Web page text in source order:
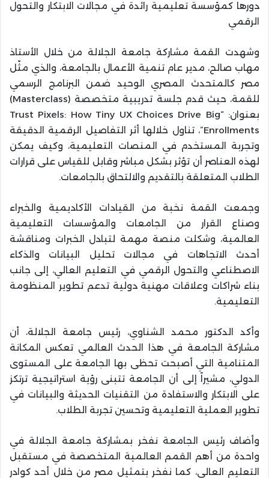
دورها كمؤسسة تعليمية رائدة في مجالات الابتكار والتحول
الرقمي
وشهدت القمة مشاركة جامعة الجلالة من خلال الأستاذ
مهاب صالح، مدير عام تنمية الأعمال بالجامعة، والذي مثّل
مصر كالمتحدث المصري الوحيد ضمن البرنامج الرسمي
للقمة، حيث قدم جلسة تدريبية متخصصة (Masterclass)
بعنوان: “Trust Pixels: How Tiny UX Choices Drive Big
Enrollments”، تناول خلالها أثر التفاصيل الرقمية الدقيقة
وتجربة المستخدم في المنصات التعليمية، وكيف يمكن
لهذه العناصر أن تؤثر بشكل مباشر وقابل للقياس على قرارات
الطلاب المتعلقة بالتقديم والالتحاق بالجامعات.
وجمعت القمة نخبة من القيادات الأكاديمية والخبراء
وصناع القرار من الجامعات والمؤسسات التعليمية
العالمية، وشكلت منصة مهمة لتبادل الخبرات ومناقشة
أحدث الاتجاهات في مجالات تحليل البيانات والذكاء
الاصطناعي والتحول الرقمي في التعليم العالي، إلى جانب
بناء شراكات وعلاقات مهنية دولية تدعم تطوير المنظومة
التعليمية.
وأكد الدكتور محمد الشناوي، رئيس جامعة الجلالة، أن
مشاركة الجامعة في هذا الحدث العالمي تعكس المكانة
المتنامية التي أصبحت تحظى بها الجامعة على المستوى
الدولي، مشيراً إلى أن الجامعة تتبنى رؤية استراتيجية ترتكز
على الابتكار والاستفادة من التقنيات الحديثة والبيانات في
تطوير العملية التعليمية وتحسين تجربة الطلاب.
وأضاف رئيس الجامعة نفخر بمشاركة جامعة الجلالة في
واحدة من أهم القمم العالمية المتخصصة في مستقبل
التعليم العالي، كما نفخر بتمثيل مصر من خلال أحد كوادر